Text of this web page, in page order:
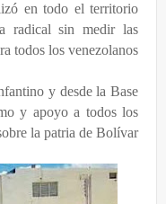
en todo el territorio
radical sin medir las
todos los venezolanos.
y desde la Base
y apoyo a todos los
la patria de Bolívar.